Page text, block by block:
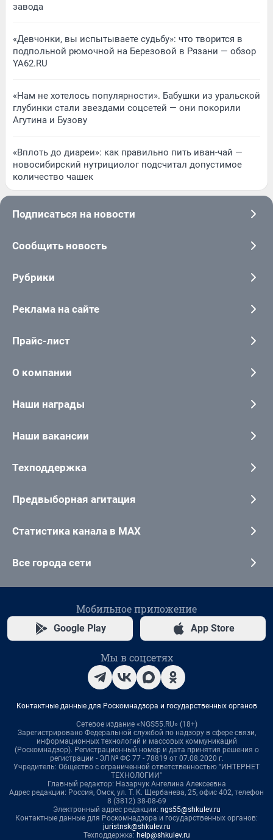
завода
«Девчонки, вы испытываете судьбу»: что творится в
подпольной рюмочной на Березовой в Рязани — обзор
YA62.RU
«Нам не хотелось популярности». Бабушки из уральской
глубинки стали звездами соцсетей — они покорили
Агутина и Бузову
«Вплоть до диареи»: как правильно пить иван-чай —
новосибирский нутрициолог подсчитал допустимое
количество чашек
Подписаться на новости
Сообщить новость
Рубрики
Реклама на сайте
Прайс-лист
О компании
Наши награды
Наши вакансии
Техподдержка
Предвыборная агитация
Статистика канала в MAX
Все города сети
Мобильное приложение
Google Play App Store
Мы в соцсетях
Контактные данные для Роскомнадзора и государственных органов
Сетевое издание «NGS55.RU» (18+)
Зарегистрировано Федеральной службой по надзору в сфере связи,
информационных технологий и массовых коммуникаций
(Роскомнадзор). Регистрационный номер и дата принятия решения о
регистрации - ЭЛ № ФС 77 - 78819 от 07.08.2020 г.
Учредитель: Общество с ограниченной ответственностью "ИНТЕРНЕТ
ТЕХНОЛОГИИ"
Главный редактор: Назарчук Ангелина Алексеевна
Адрес редакции: Россия, Омск, ул. Т. К. Щербанева, 25, офис 402, телефон
8 (3812) 38-08-69
Электронный адрес редакции: ngs55@shkulev.ru
Контактные данные для Роскомнадзора и государственных органов:
juristnsk@shkulev.ru
Техподдержка: help@shkulev.ru